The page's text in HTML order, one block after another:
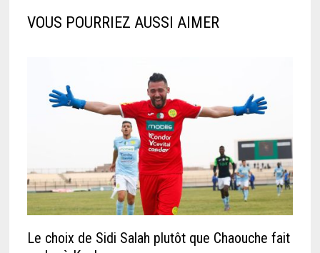
VOUS POURRIEZ AUSSI AIMER
Le choix de Sidi Salah plutôt que Chaouche fait